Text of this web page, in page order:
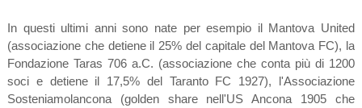
In questi ultimi anni sono nate per esempio il Mantova United
(associazione che detiene il 25% del capitale del Mantova FC), la
Fondazione Taras 706 a.C. (associazione che conta più di 1200
soci e detiene il 17,5% del Taranto FC 1927), l'Associazione
Sosteniamolancona (golden share nell'US Ancona 1905 che